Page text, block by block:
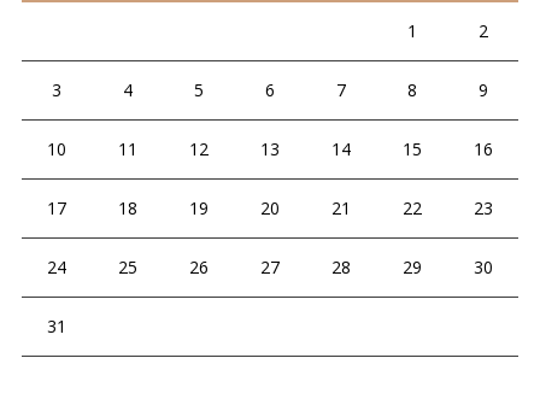
1 2
3 4 5 6 7 8 9
10 11 12 13 14 15 16
17 18 19 20 21 22 23
24 25 26 27 28 29 30
31